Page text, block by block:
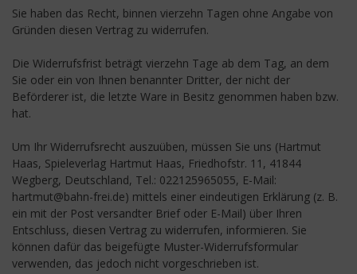
Sie haben das Recht, binnen vierzehn Tagen ohne Angabe von
Gründen diesen Vertrag zu widerrufen.
Die Widerrufsfrist beträgt vierzehn Tage ab dem Tag, an dem
Sie oder ein von Ihnen benannter Dritter, der nicht der
Beförderer ist, die letzte Ware in Besitz genommen haben bzw.
hat.
Um Ihr Widerrufsrecht auszuüben, müssen Sie uns (Hartmut
Haas, Spieleverlag Hartmut Haas, Friedhofstr. 11, 41844
Wegberg, Deutschland, Tel.: 022125965055, E-Mail:
hartmut@bahn-frei.de) mittels einer eindeutigen Erklärung (z. B.
ein mit der Post versandter Brief oder E-Mail) über Ihren
Entschluss, diesen Vertrag zu widerrufen, informieren. Sie
können dafür das beigefügte Muster-Widerrufsformular
verwenden, das jedoch nicht vorgeschrieben ist.